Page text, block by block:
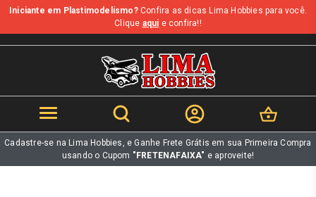
b
Iniciante em Plastimodelismo?Confira as dicas Lima Hobbies para você.
Clique aqui e confira!!
Cadastre-se na Lima Hobbies, e Ganhe Frete Grátis em sua Primeira Compra
usando o Cupom "FRETENAFAIXA" e aproveite!